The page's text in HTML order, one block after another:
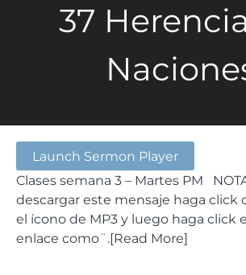
37
Launch Sermon Player
Clases semana 3 – Martes PM
descargar este mensaje haga click
el ícono de MP3 y luego haga click
enlace como¨.[Read More]